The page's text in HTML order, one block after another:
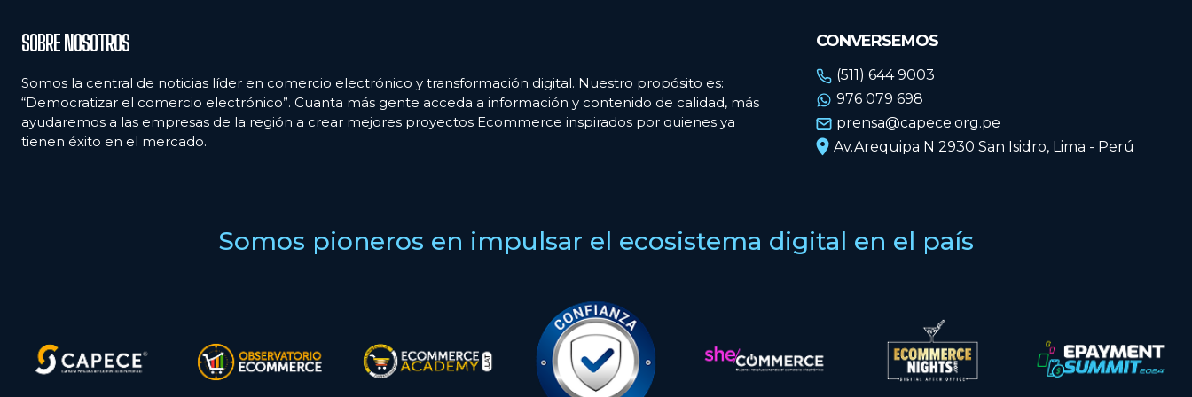
SOBRE NOSOTROS
Somos la central de noticias líder en comercio electrónico y transformación digital. Nuestro propósito es:
“Democratizar el comercio electrónico”. Cuanta más gente acceda a información y contenido de calidad, más
ayudaremos a las empresas de la región a crear mejores proyectos Ecommerce inspirados por quienes ya
tienen éxito en el mercado.
CONVERSEMOS
(511) 644 9003
976 079 698
prensa@capece.org.pe
Av.Arequipa N 2930 San Isidro, Lima - Perú
Somos pioneros en impulsar el ecosistema digital en el país